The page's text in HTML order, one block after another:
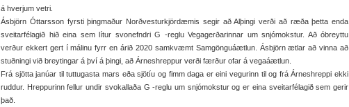
á hverjum vetri.
Ásbjörn Óttarsson fyrsti þingmaður Norðvesturkjördæmis segir að Alþingi verði að ræða þetta enda
sveitarfélagið hið eina sem lítur svonefndri G -reglu Vegagerðarinnar um snjómokstur. Að óbreyttu
verður ekkert gert í málinu fyrr en árið 2020 samkvæmt Samgönguáætlun. Ásbjörn ætlar að vinna að
stuðningi við breytingar á því á þingi, að Árneshreppur verði færður ofar á vegaáætlun.
Frá sjötta janúar til tuttugasta mars eða sjötíu og fimm daga er eini vegurinn til og frá Árneshreppi ekki
ruddur. Hreppurinn fellur undir svokallaða G -reglu um snjómokstur og er eina sveitarfélagið sem gerir
það.